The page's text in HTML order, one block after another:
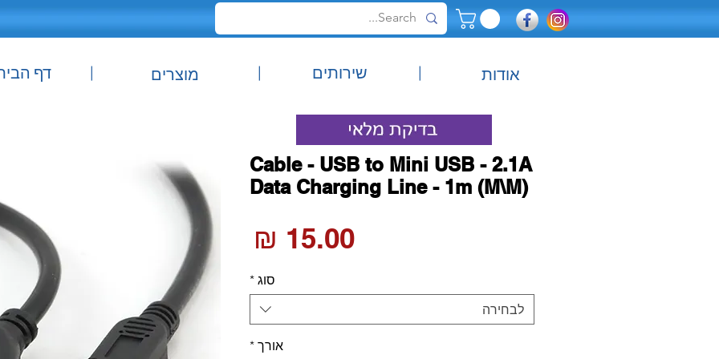
|
|
| אודות שירותים דף מוצרים
Cable - USB to Mini USB - 2.1A
Data Charging Line - 1m (M\M)
מחיר
סוג *
לבחירה
אורך *